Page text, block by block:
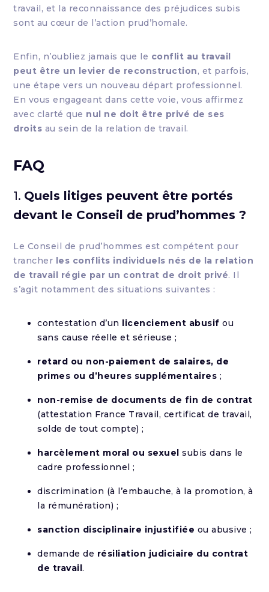
travail, et la reconnaissance des préjudices subis
sont au cœur de l’action prud’homale.
Enfin, n’oubliez jamais que le conflit au travail
peut être un levier de reconstruction, et parfois,
une étape vers un nouveau départ professionnel.
En vous engageant dans cette voie, vous affirmez
avec clarté que nul ne doit être privé de ses
droits au sein de la relation de travail.
FAQ
1. Quels litiges peuvent être portés
devant le Conseil de prud’hommes ?
Le Conseil de prud’hommes est compétent pour
trancher les conflits individuels nés de la relation
de travail régie par un contrat de droit privé. Il
s’agit notamment des situations suivantes :
contestation d’un licenciement abusif ou
sans cause réelle et sérieuse ;
retard ou non-paiement de salaires, de
primes ou d’heures supplémentaires ;
non-remise de documents de fin de contrat
(attestation France Travail, certificat de travail,
solde de tout compte) ;
harcèlement moral ou sexuel subis dans le
cadre professionnel ;
discrimination (à l’embauche, à la promotion, à
la rémunération) ;
sanction disciplinaire injustifiée ou abusive ;
demande de résiliation judiciaire du contrat
de travail.